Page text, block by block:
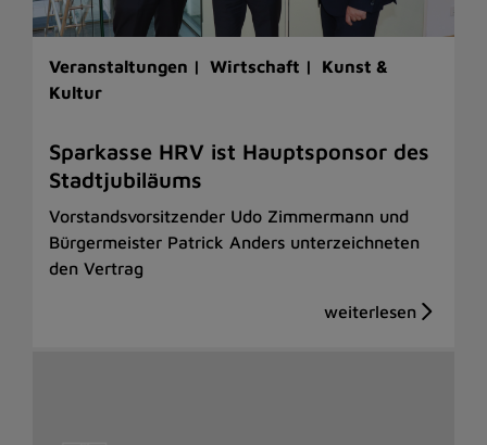
Veranstaltungen | Wirtschaft |
Kunst &
Kultur
Sparkasse HRV ist Hauptsponsor des
Stadtjubiläums
Vorstandsvorsitzender Udo Zimmermann und
Bürgermeister Patrick Anders unterzeichneten
den Vertrag